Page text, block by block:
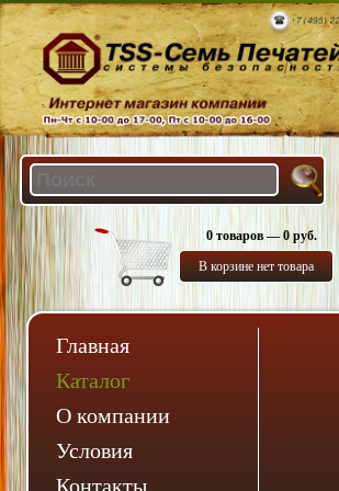
0 товаров — 0 руб.
В корзине нет товара
Главная
Каталог
О компании
Условия
Контакты